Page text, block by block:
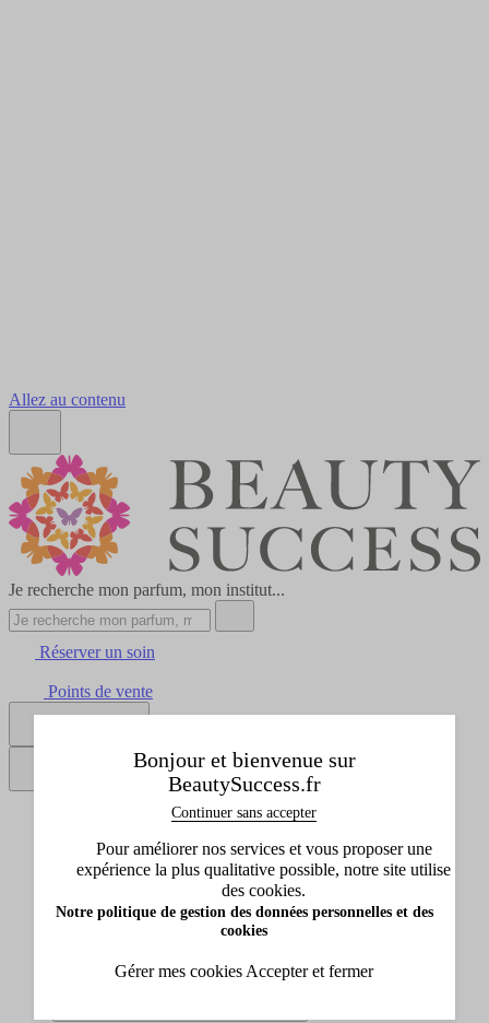
Allez au contenu
Je recherche mon parfum, mon institut...
Réserver un soin
Points de vente
Afficher le sous-menu de Tous les produits
Idées cadeaux
Afficher le sous-menu de Idées cadeaux
Marques
Afficher le sous-menu de Marques
Afficher le sous-menu de Promos
Bonjour et bienvenue sur
BeautySuccess.fr
Continuer sans accepter
Pour améliorer nos services et vous proposer une
expérience la plus qualitative possible, notre site utilise
des cookies.
Notre politique de gestion des données personnelles et des
cookies
Gérer mes cookies Accepter et fermer